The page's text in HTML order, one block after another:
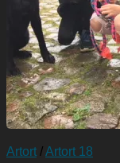
Artort /Artort 18